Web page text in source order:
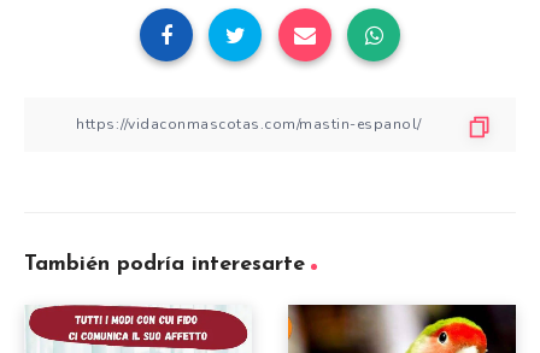
También podría interesarte